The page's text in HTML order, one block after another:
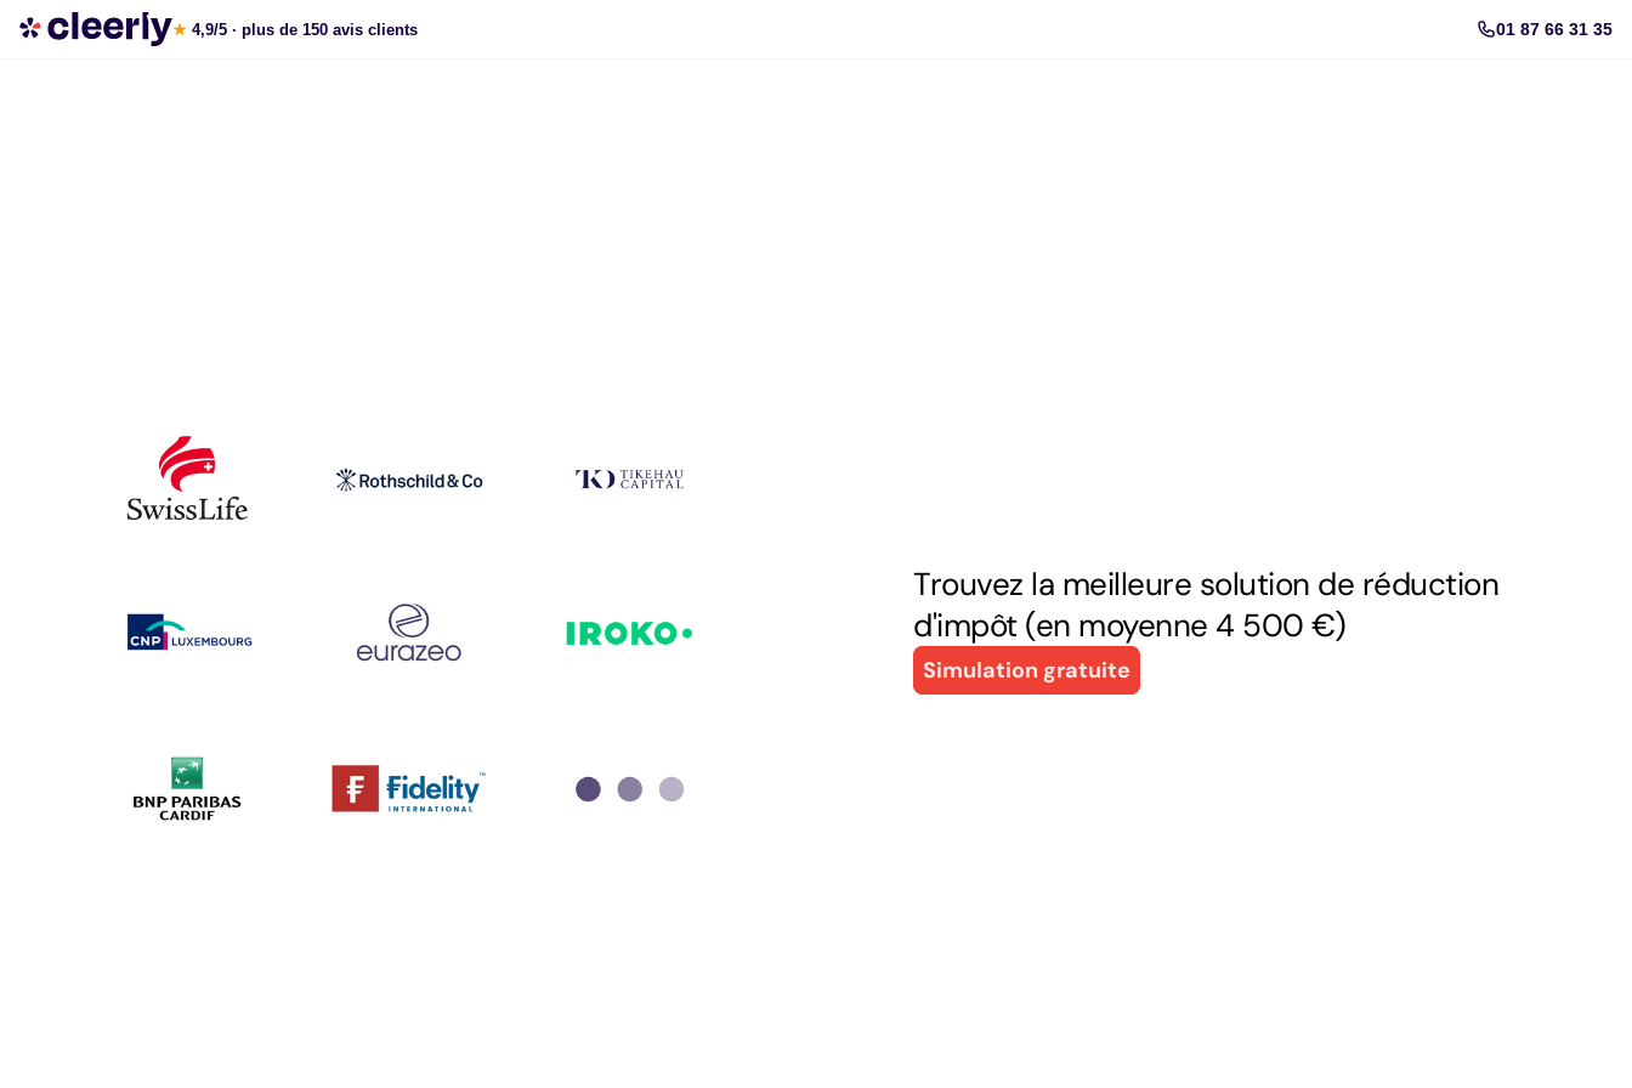
Les meilleures solutions pour défiscaliser
★ 4,9/5 · plus de 150 avis clients 01 87 66 31 35